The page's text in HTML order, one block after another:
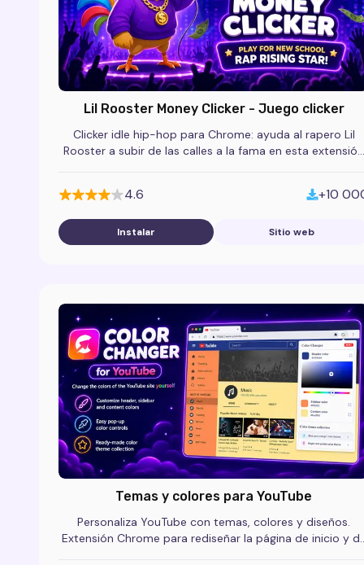
Lil Rooster Money Clicker - Juego clicker
Clicker idle hip-hop para Chrome: ayuda al rapero Lil
Rooster a subir de las calles a la fama en esta extensión
4.6 +10
Instalar Sitio web
Temas y colores para YouTube
Personaliza YouTube con temas, colores y diseños.
Extensión Chrome para rediseñar la página de inicio y